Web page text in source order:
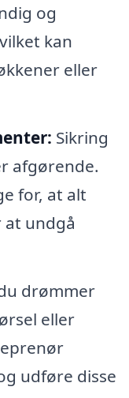
og
kan
eller
Sikring
afgørende.
for, at alt
undgå
drømmer
eller
udføre disse